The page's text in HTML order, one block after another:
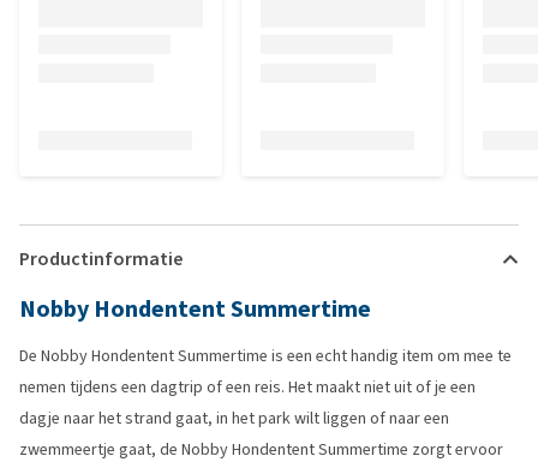
Productinformatie
Nobby Hondentent Summertime
De Nobby Hondentent Summertime is een echt handig item om mee te
nemen tijdens een dagtrip of een reis. Het maakt niet uit of je een
dagje naar het strand gaat, in het park wilt liggen of naar een
zwemmeertje gaat, de Nobby Hondentent Summertime zorgt ervoor